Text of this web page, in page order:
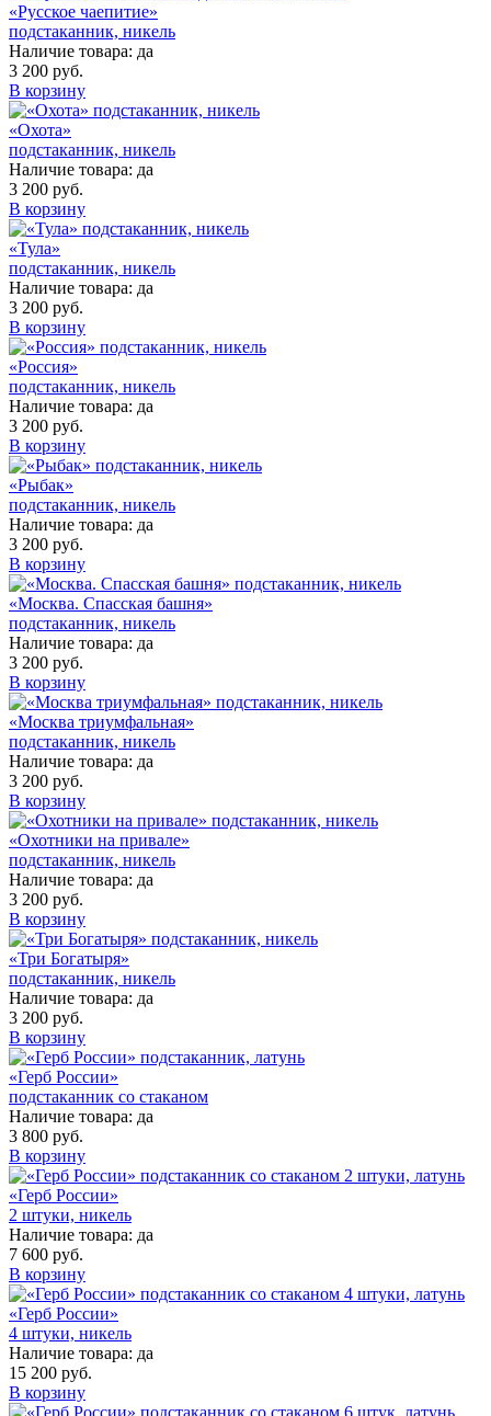
«Русское чаепитие»
подстаканник, никель
Наличие товара: да
3 200 руб.
В корзину
«Охота»
подстаканник, никель
Наличие товара: да
3 200 руб.
В корзину
«Тула»
подстаканник, никель
Наличие товара: да
3 200 руб.
В корзину
«Россия»
подстаканник, никель
Наличие товара: да
3 200 руб.
В корзину
«Рыбак»
подстаканник, никель
Наличие товара: да
3 200 руб.
В корзину
«Москва. Спасская башня»
подстаканник, никель
Наличие товара: да
3 200 руб.
В корзину
«Москва триумфальная»
подстаканник, никель
Наличие товара: да
3 200 руб.
В корзину
«Охотники на привале»
подстаканник, никель
Наличие товара: да
3 200 руб.
В корзину
«Три Богатыря»
подстаканник, никель
Наличие товара: да
3 200 руб.
В корзину
«Герб России»
подстаканник со стаканом
Наличие товара: да
3 800 руб.
В корзину
«Герб России»
2 штуки, никель
Наличие товара: да
7 600 руб.
В корзину
«Герб России»
4 штуки, никель
Наличие товара: да
15 200 руб.
В корзину